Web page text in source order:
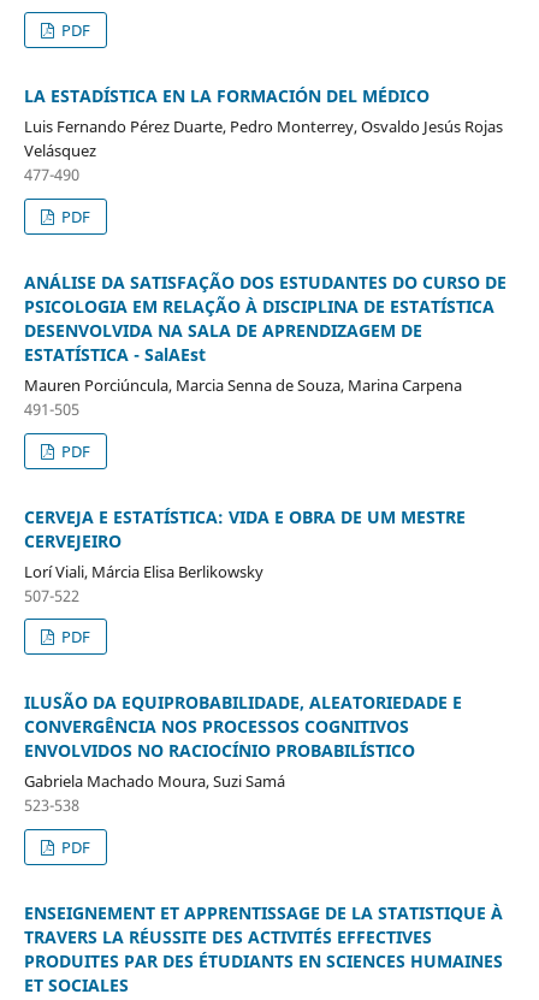
PDF
LA ESTADÍSTICA EN LA FORMACIÓN DEL MÉDICO
Luis Fernando Pérez Duarte, Pedro Monterrey, Osvaldo Jesús Rojas
Velásquez
477-490
PDF
ANÁLISE DA SATISFAÇÃO DOS ESTUDANTES DO CURSO DE
PSICOLOGIA EM RELAÇÃO À DISCIPLINA DE ESTATÍSTICA
DESENVOLVIDA NA SALA DE APRENDIZAGEM DE
ESTATÍSTICA - SalAEst
Mauren Porciúncula, Marcia Senna de Souza, Marina Carpena
491-505
PDF
CERVEJA E ESTATÍSTICA: VIDA E OBRA DE UM MESTRE
CERVEJEIRO
Lorí Viali, Márcia Elisa Berlikowsky
507-522
PDF
ILUSÃO DA EQUIPROBABILIDADE, ALEATORIEDADE E
CONVERGÊNCIA NOS PROCESSOS COGNITIVOS
ENVOLVIDOS NO RACIOCÍNIO PROBABILÍSTICO
Gabriela Machado Moura, Suzi Samá
523-538
PDF
ENSEIGNEMENT ET APPRENTISSAGE DE LA STATISTIQUE À
TRAVERS LA RÉUSSITE DES ACTIVITÉS EFFECTIVES
PRODUITES PAR DES ÉTUDIANTS EN SCIENCES HUMAINES
ET SOCIALES